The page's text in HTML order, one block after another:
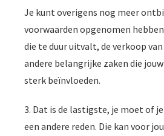
Je kunt overigens nog meer
voorwaarden opgenomen
die te duur uitvalt, de verkoop
andere belangrijke zaken die
sterk beïnvloeden.
3. Dat is de lastigste, je moet of
een andere reden. Die kan voor